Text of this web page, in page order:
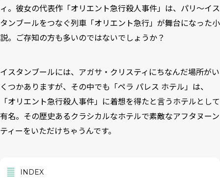
ィ。彼女の代表作「オリエント急行殺人事件」は、パリ～イス
タンブールをつなぐ列車「オリエント急行」が舞台になった小
説。ご存知の方も多いのではないでしょうか？
イスタンブールには、アガサ・クリスティにちなんだ場所がい
くつかありますが、その中でも「ペラ パレス ホテル」は、
「オリエント急行殺人事件」に着想を得たと言うホテルとして
有名。その歴史あるクラシカルなホテルで素敵なアフタヌーン
ティーをいただけちゃうんです。
INDEX